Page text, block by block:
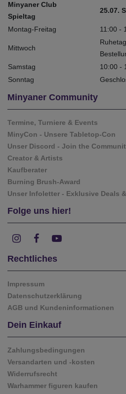
Minyaner Club
Spieltag
25.07.
Montag-Freitag 11:00 -
Mittwoch
Samstag
10:00 -
Sonntag
Minyaner Community
Termine, Turniere & Events
MinyCon - Unsere Tabletop-Con
Unser Discord - Join the
Creator & Artists
Kaufberater
Burning Brush-Award
Unser Infoletter - Exklusive Deals
Folge uns hier!
Rechtliches
Impressum
Datenschutzerklärung
AGB und Kundeninformationen
Dein Einkauf
Zahlungsbedingungen
Versandarten und -kosten
Widerrufsrecht
Warhammer figuren kaufen